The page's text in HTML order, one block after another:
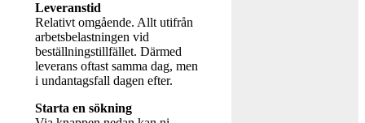
Leveranstid
Relativt omgående. Allt utifrån
arbetsbelastningen vid
beställningstillfället. Därmed
leverans oftast samma dag, men
i undantagsfall dagen efter.
Starta en sökning